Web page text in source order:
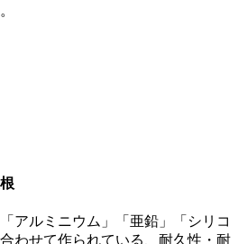
アルミニウム」「亜鉛」「シリコ
わせて作られている、耐久性・耐